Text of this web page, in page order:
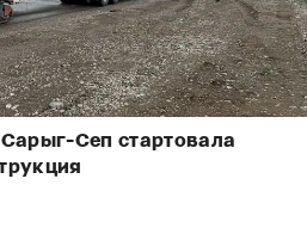
Сеп стартовала